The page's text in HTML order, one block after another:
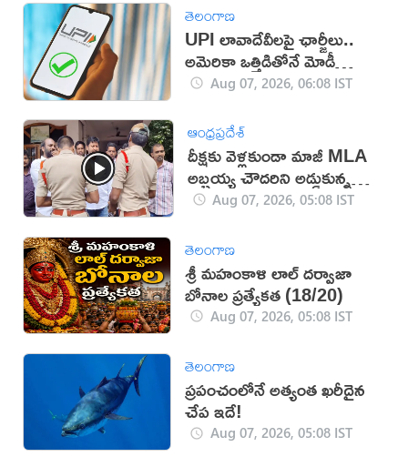
తెలంగాణ
UPI లావాదేవీలపై ఛార్జీలు..
అమెరికా ఒత్తిడితోనే మోడీ
సర్కార్‌ నిర్ణయం?
Aug 07, 2026, 06:08 IST
ఆంధ్రప్రదేశ్
దీక్షకు వెళ్లకుండా మాజీ MLA
అబ్బ‌య్య చౌద‌రిని అడ్డుకున్న
పోలీసులు (వీడియో)
Aug 07, 2026, 05:08 IST
తెలంగాణ
శ్రీ మహంకాళి లాల్ దర్వాజా
బోనాల ప్రత్యేకత (18/20)
Aug 07, 2026, 05:08 IST
తెలంగాణ
ప్రపంచంలోనే అత్యంత ఖరీదైన
చేప ఇదే!
Aug 07, 2026, 05:08 IST